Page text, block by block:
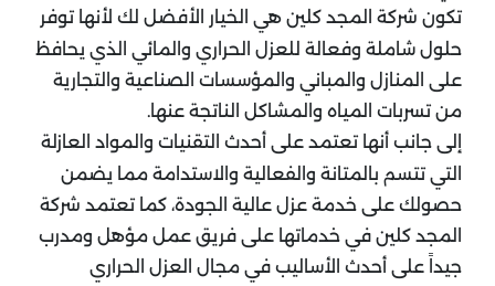
تكون شركة المجد كلين هي الخيار الأفضل لك لأنها توفر
حلول شاملة وفعالة للعزل الحراري والمائي الذي يحافظ
على المنازل والمباني والمؤسسات الصناعية والتجارية
من تسربات المياه والمشاكل الناتجة عنها.
إلى جانب أنها تعتمد على أحدث التقنيات والمواد العازلة
التي تتسم بالمتانة والفعالية والاستدامة مما يضمن
حصولك على خدمة عزل عالية الجودة، كما تعتمد شركة
المجد كلين في خدماتها على فريق عمل مؤهل ومدرب
جيداً على أحدث الأساليب في مجال العزل الحراري